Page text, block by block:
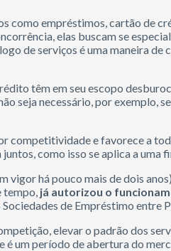
como empréstimos, cartão de
elas buscam se
de serviços é uma maneira de
têm em seu escopo
seja necessário, por exemplo,
competitividade e favorece a
como isso se aplica a uma
vigor há pouco mais de dois
tempo, já autorizou o
de Empréstimo entre
elevar o padrão dos
é um período de abertura do